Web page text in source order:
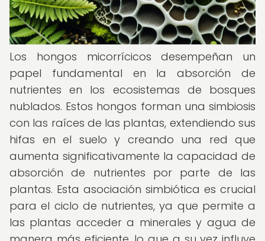
Los hongos micorrícicos desempeñan un
papel fundamental en la absorción de
nutrientes en los ecosistemas de bosques
nublados. Estos hongos forman una simbiosis
con las raíces de las plantas, extendiendo sus
hifas en el suelo y creando una red que
aumenta significativamente la capacidad de
absorción de nutrientes por parte de las
plantas. Esta asociación simbiótica es crucial
para el ciclo de nutrientes, ya que permite a
las plantas acceder a minerales y agua de